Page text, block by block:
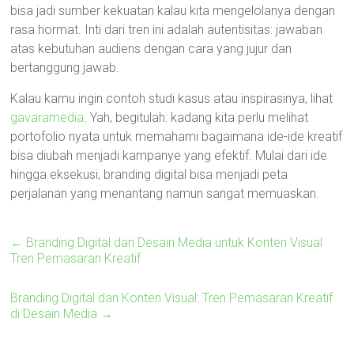
bisa jadi sumber kekuatan kalau kita mengelolanya dengan
rasa hormat. Inti dari tren ini adalah autentisitas: jawaban
atas kebutuhan audiens dengan cara yang jujur dan
bertanggung jawab.
Kalau kamu ingin contoh studi kasus atau inspirasinya, lihat
gavaramedia. Yah, begitulah: kadang kita perlu melihat
portofolio nyata untuk memahami bagaimana ide-ide kreatif
bisa diubah menjadi kampanye yang efektif. Mulai dari ide
hingga eksekusi, branding digital bisa menjadi peta
perjalanan yang menantang namun sangat memuaskan.
← Branding Digital dan Desain Media untuk Konten Visual
Tren Pemasaran Kreatif
Branding Digital dan Konten Visual: Tren Pemasaran Kreatif
di Desain Media →